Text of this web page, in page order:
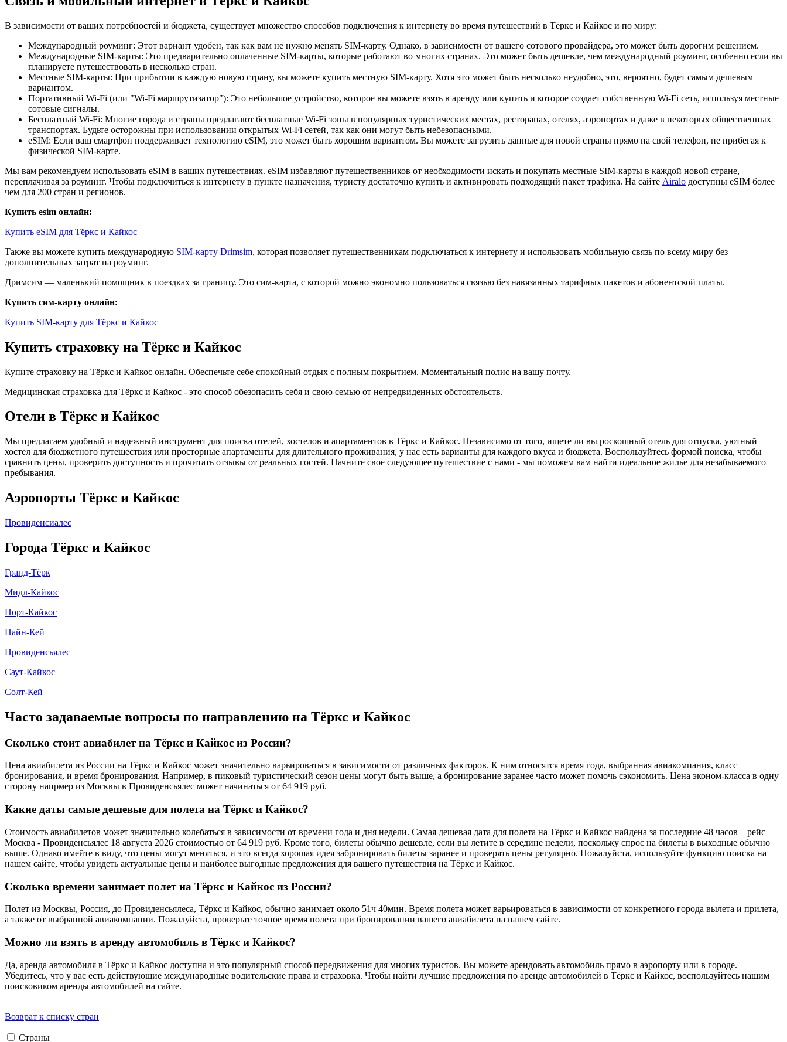
В зависимости от ваших потребностей и бюджета, существует множество способов подключения к интернету во время путешествий в Тёркс и Кайкос и по миру:
Международный роуминг: Этот вариант удобен, так как вам не нужно менять SIM-карту. Однако, в зависимости от вашего сотового провайдера, это может быть дорогим решением.
Международные SIM-карты: Это предварительно оплаченные SIM-карты, которые работают во многих странах. Это может быть дешевле, чем международный роуминг, особенно если вы
планируете путешествовать в несколько стран.
Местные SIM-карты: При прибытии в каждую новую страну, вы можете купить местную SIM-карту. Хотя это может быть несколько неудобно, это, вероятно, будет самым дешевым
вариантом.
Портативный Wi-Fi (или "Wi-Fi маршрутизатор"): Это небольшое устройство, которое вы можете взять в аренду или купить и которое создает собственную Wi-Fi сеть, используя местные
сотовые сигналы.
Бесплатный Wi-Fi: Многие города и страны предлагают бесплатные Wi-Fi зоны в популярных туристических местах, ресторанах, отелях, аэропортах и даже в некоторых общественных
транспортах. Будьте осторожны при использовании открытых Wi-Fi сетей, так как они могут быть небезопасными.
eSIM: Если ваш смартфон поддерживает технологию eSIM, это может быть хорошим вариантом. Вы можете загрузить данные для новой страны прямо на свой телефон, не прибегая к
физической SIM-карте.
Мы вам рекомендуем использовать eSIM в ваших путешествиях. eSIM избавляют путешественников от необходимости искать и покупать местные SIM-карты в каждой новой стране,
переплачивая за роуминг. Чтобы подключиться к интернету в пункте назначения, туристу достаточно купить и активировать подходящий пакет трафика. На сайте Airalo доступны eSIM более
чем для 200 стран и регионов.
Купить esim онлайн:
Купить eSIM для Тёркс и Кайкос
Также вы можете купить международную SIM-карту Drimsim, которая позволяет путешественникам подключаться к интернету и использовать мобильную связь по всему миру без
дополнительных затрат на роуминг.
Дримсим — маленький помощник в поездках за границу. Это сим-карта, с которой можно экономно пользоваться связью без навязанных тарифных пакетов и абонентской платы.
Купить сим-карту онлайн:
Купить SIM-карту для Тёркс и Кайкос
Купить страховку на Тёркс и Кайкос
Купите страховку на Тёркс и Кайкос онлайн. Обеспечьте себе спокойный отдых с полным покрытием. Моментальный полис на вашу почту.
Медицинская страховка для Тёркс и Кайкос - это способ обезопасить себя и свою семью от непредвиденных обстоятельств.
Отели в Тёркс и Кайкос
Мы предлагаем удобный и надежный инструмент для поиска отелей, хостелов и апартаментов в Тёркс и Кайкос. Независимо от того, ищете ли вы роскошный отель для отпуска, уютный
хостел для бюджетного путешествия или просторные апартаменты для длительного проживания, у нас есть варианты для каждого вкуса и бюджета. Воспользуйтесь формой поиска, чтобы
сравнить цены, проверить доступность и прочитать отзывы от реальных гостей. Начните свое следующее путешествие с нами - мы поможем вам найти идеальное жилье для незабываемого
пребывания.
Аэропорты Тёркс и Кайкос
Провиденсиалес
Города Тёркс и Кайкос
Гранд-Тёрк
Мидл-Кайкос
Норт-Кайкос
Пайн-Кей
Провиденсьялес
Саут-Кайкос
Солт-Кей
Часто задаваемые вопросы по направлению на Тёркс и Кайкос
Сколько стоит авиабилет на Тёркс и Кайкос из России?
Цена авиабилета из России на Тёркс и Кайкос может значительно варьироваться в зависимости от различных факторов. К ним относятся время года, выбранная авиакомпания, класс
бронирования, и время бронирования. Например, в пиковый туристический сезон цены могут быть выше, а бронирование заранее часто может помочь сэкономить. Цена эконом-класса в одну
сторону напрмер из Москвы в Провиденсьялес может начинаться от 64 919 руб.
Какие даты самые дешевые для полета на Тёркс и Кайкос?
Стоимость авиабилетов может значительно колебаться в зависимости от времени года и дня недели. Самая дешевая дата для полета на Тёркс и Кайкос найдена за последние 48 часов – рейс
Москва - Провиденсьялес 18 августа 2026 стоимостью от 64 919 руб. Кроме того, билеты обычно дешевле, если вы летите в середине недели, поскольку спрос на билеты в выходные обычно
выше. Однако имейте в виду, что цены могут меняться, и это всегда хорошая идея забронировать билеты заранее и проверять цены регулярно. Пожалуйста, используйте функцию поиска на
нашем сайте, чтобы увидеть актуальные цены и наиболее выгодные предложения для вашего путешествия на Тёркс и Кайкос.
Сколько времени занимает полет на Тёркс и Кайкос из России?
Полет из Москвы, Россия, до Провиденсьялеса, Тёркс и Кайкос, обычно занимает около 51ч 40мин. Время полета может варьироваться в зависимости от конкретного города вылета и прилета,
а также от выбранной авиакомпании. Пожалуйста, проверьте точное время полета при бронировании вашего авиабилета на нашем сайте.
Можно ли взять в аренду автомобиль в Тёркс и Кайкос?
Да, аренда автомобиля в Тёркс и Кайкос доступна и это популярный способ передвижения для многих туристов. Вы можете арендовать автомобиль прямо в аэропорту или в городе.
Убедитесь, что у вас есть действующие международные водительские права и страховка. Чтобы найти лучшие предложения по аренде автомобилей в Тёркс и Кайкос, воспользуйтесь нашим
поисковиком аренды автомобилей на сайте.
Возврат к списку стран
Страны